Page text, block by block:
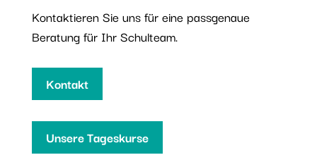
Kontaktieren Sie uns für eine passgenaue
Beratung für Ihr Schulteam.
Kontakt
Unsere Tageskurse